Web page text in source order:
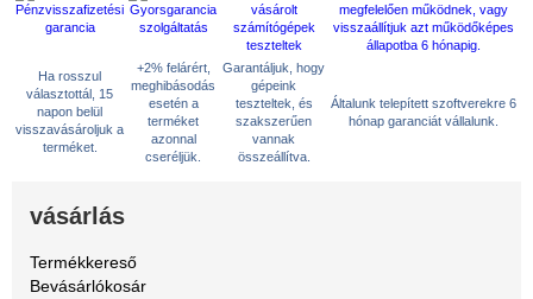
Ha rosszul
választottál, 15
napon belül
visszavásároljuk a
terméket.
+2% felárért,
meghibásodás
esetén a
terméket
azonnal
cseréljük.
Garantáljuk, hogy
gépeink
teszteltek, és
szakszerűen
vannak
összeállítva.
Általunk telepített szoftverekre 6
hónap garanciát vállalunk.
vásárlás
Termékkereső
Bevásárlókosár